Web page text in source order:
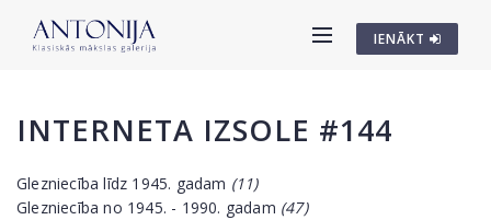
IENĀKT
INTERNETA IZSOLE #144
Glezniecība līdz 1945. gadam (11)
Glezniecība no 1945. - 1990. gadam (47)